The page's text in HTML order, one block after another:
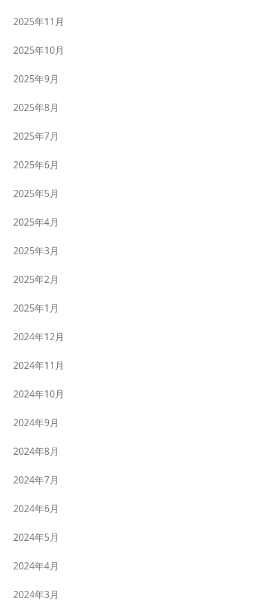
2025年11月
2025年10月
2025年9月
2025年8月
2025年7月
2025年6月
2025年5月
2025年4月
2025年3月
2025年2月
2025年1月
2024年12月
2024年11月
2024年10月
2024年9月
2024年8月
2024年7月
2024年6月
2024年5月
2024年4月
2024年3月